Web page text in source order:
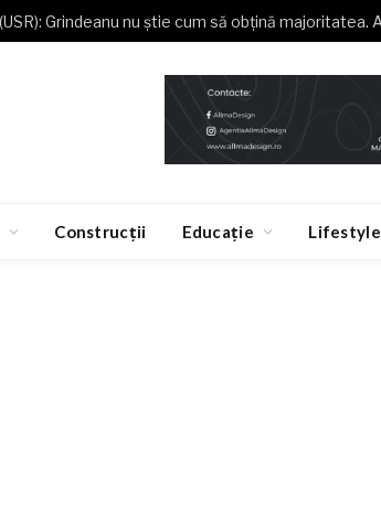
Construcții Educație Lifestyle